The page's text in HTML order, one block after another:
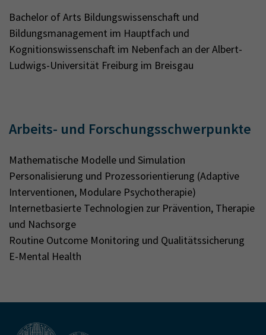
Bachelor of Arts Bildungswissenschaft und
Bildungsmanagement im Hauptfach und
Kognitionswissenschaft im Nebenfach an der Albert-
Ludwigs-Universität Freiburg im Breisgau
Arbeits- und Forschungsschwerpunkte
Mathematische Modelle und Simulation
Personalisierung und Prozessorientierung (Adaptive
Interventionen, Modulare Psychotherapie)
Internetbasierte Technologien zur Prävention, Therapie
und Nachsorge
Routine Outcome Monitoring und Qualitätssicherung
E-Mental Health